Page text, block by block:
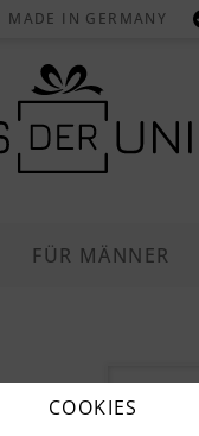
MADE IN GERMANY
FÜR MÄNNER
COOKIES